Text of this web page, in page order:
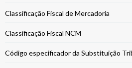
Classificação Fiscal de Mercadoria
Classificação Fiscal NCM
Código especificador da Substituição